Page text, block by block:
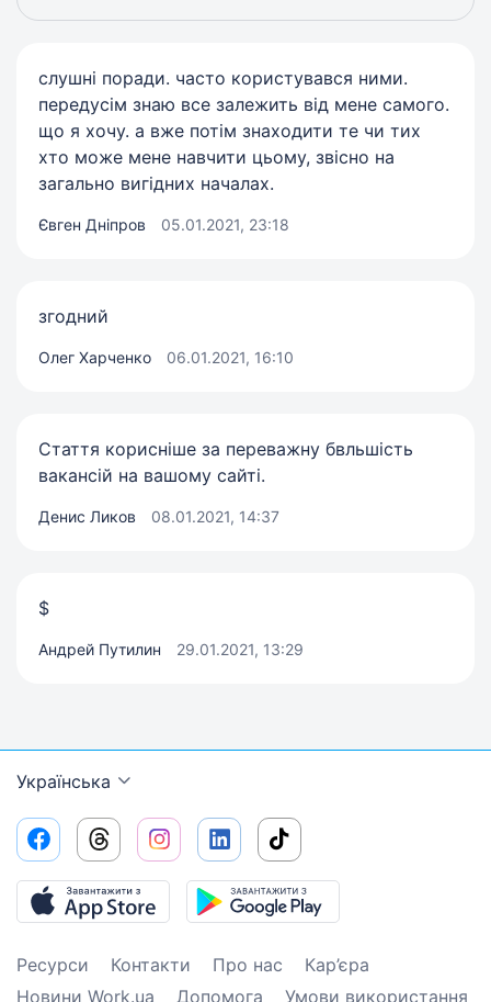
слушні поради. часто користувався ними.
передусім знаю все залежить від мене самого.
що я хочу. а вже потім знаходити те чи тих
хто може мене навчити цьому, звісно на
загально вигідних началах.
Євген Дніпров 05.01.2021, 23:18
згодний
Олег Харченко 06.01.2021, 16:10
Стаття корисніше за переважну бвльшість
вакансій на вашому сайті.
Денис Ликов 08.01.2021, 14:37
$
Андрей Путилин 29.01.2021, 13:29
Українська
Ресурси Контакти Про нас
Кар’єра
Новини Work.ua
Допомога Умови використання